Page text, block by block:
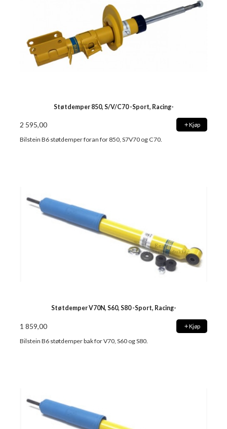
Støtdemper 850, S/V/C70 -Sport, Racing-
2 595,00 Kjøp
Bilstein B6 støtdemper foran for 850, S7V70 og C70.
Støtdemper V70N, S60, S80 -Sport, Racing-
1 859,00 Kjøp
Bilstein B6 støtdemper bak for V70, S60 og S80.